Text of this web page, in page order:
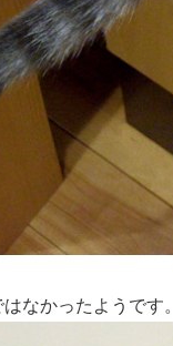
なかったようで